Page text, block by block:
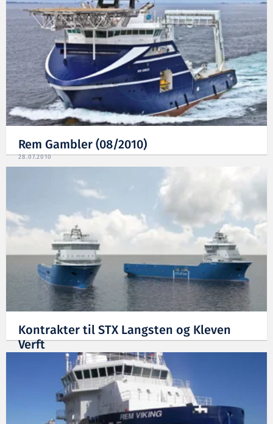
Rem Gambler (08/2010)
28.07.2010
Kontrakter til STX Langsten og Kleven
Verft